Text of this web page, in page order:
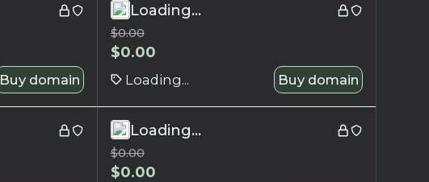
Buy domain
Loading...
$0.00
$0.00
Loading... Buy domain
Loading...
$0.00
$0.00